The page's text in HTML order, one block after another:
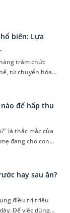
biến: Lựa
trăm chức
từ chuyển hóa
hợp các chất
muốn duy trì
các loại thuốc
động của gan.
phù hợp cần
thành phần và
dựa vào quảng
để hấp thu
là thắc mắc của
đang cho con
DHA. Bên
sử dụng đúng
góp phần giúp cơ
quả hơn. Bài
rõ thời điểm nên
dụng và những
hay sau ăn?
điều trị triệu
Để việc dùng